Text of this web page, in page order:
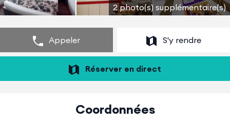
2 photo(s) supplémentaire(s)
Appeler S'y rendre
Réserver en direct
Coordonnées